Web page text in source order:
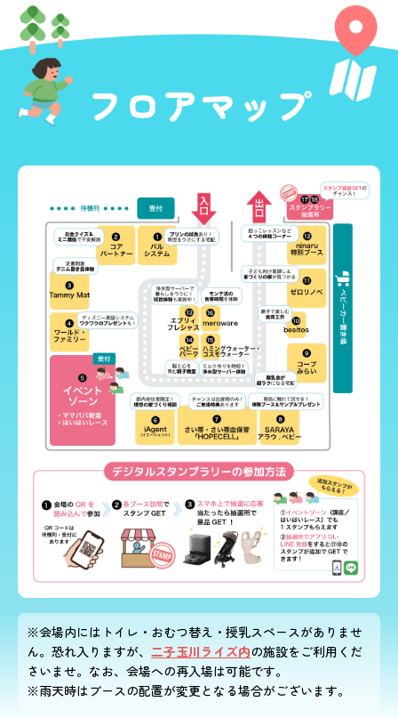
※会場内にはトイレ・おむつ替え・授乳スペースがありませ
ん。恐れ入りますが、 二子玉川ライズ内の施設をご利用くだ
さいませ。なお、会場への再入場は可能です。
※雨天時はブースの配置が変更となる場合がございます。